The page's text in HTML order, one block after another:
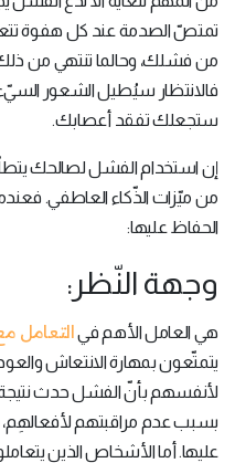
تمتصّ الصدمة عند كل هفوة
من فشلك، وحالما تنتهي من ذلك،
فالانتظار سيُطيل الشعور
ستجعلك تفقد أعصابك.
إن استخدام الفشل لصالحك
من ميّزات الذّكاء العاطفي.
الحفاظ عليها:
وجهة النّظر:
هي العامل الأهم فيالتعامل
يتمتّعون بمهارة الانتعاش
لأنفسهم بأنّ الفشل حدث
بسبب عدم مراقبتهم لأفعالهِم،
عليها. أما الأشخاص الذين